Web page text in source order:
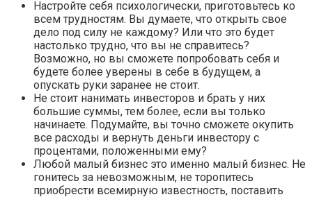
Настройте себя психологически, приготовьтесь ко
всем трудностям. Вы думаете, что открыть свое
дело под силу не каждому? Или что это будет
настолько трудно, что вы не справитесь?
Возможно, но вы сможете попробовать себя и
будете более уверены в себе в будущем, а
опускать руки заранее не стоит.
Не стоит нанимать инвесторов и брать у них
большие суммы, тем более, если вы только
начинаете. Подумайте, вы точно сможете окупить
все расходы и вернуть деньги инвестору с
процентами, положенными ему?
Любой малый бизнес это именно малый бизнес. Не
гонитесь за невозможным, не торопитесь
приобрести всемирную известность, поставить